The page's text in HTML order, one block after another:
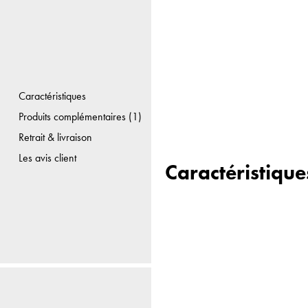
Caractéristiques
Produits complémentaires (1)
Retrait & livraison
Les avis client